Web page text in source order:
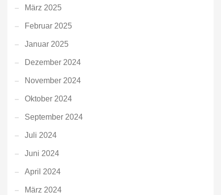
März 2025
Februar 2025
Januar 2025
Dezember 2024
November 2024
Oktober 2024
September 2024
Juli 2024
Juni 2024
April 2024
März 2024